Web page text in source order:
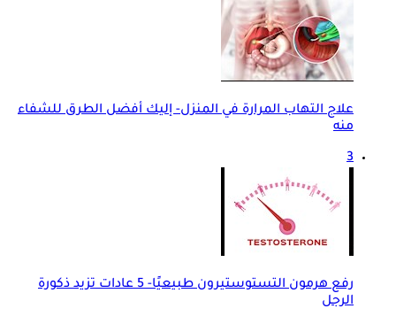
علاج التهاب المرارة في المنزل- إليك أفضل الطرق للشفاء
منه
3
رفع هرمون التستوستيرون طبيعيًا- 5 عادات تزيد ذكورة
الرجل